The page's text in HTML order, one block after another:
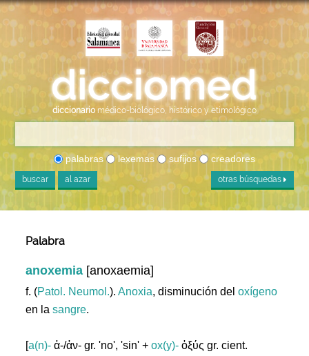
diccionario médico-biológico, histórico y etimológico
palabras lexemas sufijos creadores
buscar al azar otras búsquedas
Palabra
anoxemia [anoxaemia]
f. (Patol. Neumol.).Anoxia, disminución deloxígeno
en lasangre.
[a(n)- ἀ-/ἀν- gr. 'no', 'sin' +ox(y)- ὀξύς gr. cient.